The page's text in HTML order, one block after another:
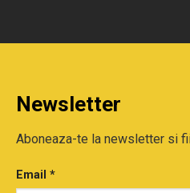
Newsletter
Aboneaza-te la newsletter si
Email*